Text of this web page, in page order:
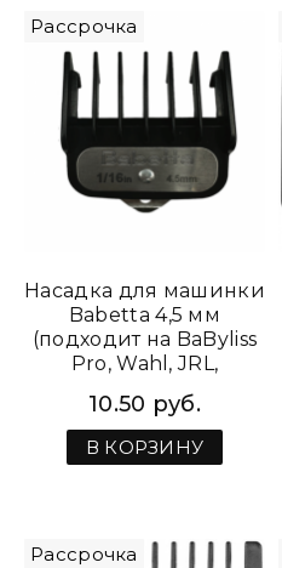
Рассрочка
Насадка для машинки
Babetta 4,5 мм
(подходит на BaByliss
Pro, Wahl, JRL,
RAGNAR)
10.50 руб.
В КОРЗИНУ
Рассрочка